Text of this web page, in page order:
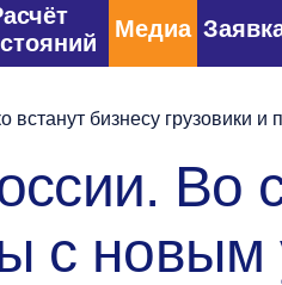
Медиа
встанут бизнесу грузовики
Во
с